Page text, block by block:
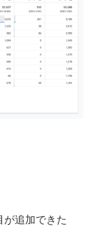
追加できた